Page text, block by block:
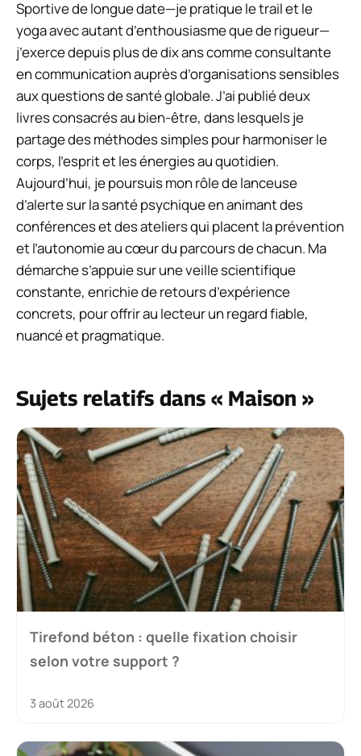
Sportive de longue date—je pratique le trail et le
yoga avec autant d’enthousiasme que de rigueur—
j’exerce depuis plus de dix ans comme consultante
en communication auprès d’organisations sensibles
aux questions de santé globale. J’ai publié deux
livres consacrés au bien-être, dans lesquels je
partage des méthodes simples pour harmoniser le
corps, l’esprit et les énergies au quotidien.
Aujourd’hui, je poursuis mon rôle de lanceuse
d’alerte sur la santé psychique en animant des
conférences et des ateliers qui placent la prévention
et l’autonomie au cœur du parcours de chacun. Ma
démarche s’appuie sur une veille scientifique
constante, enrichie de retours d’expérience
concrets, pour offrir au lecteur un regard fiable,
nuancé et pragmatique.
Sujets relatifs dans « Maison »
Tirefond béton : quelle fixation choisir
selon votre support ?
3 août 2026